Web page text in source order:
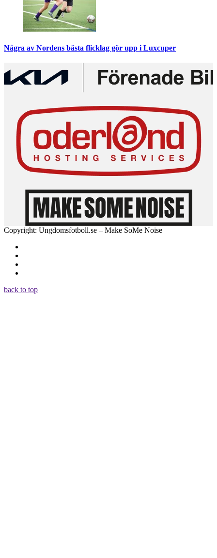
Några av Nordens bästa flicklag gör upp i Luxcuper
Copyright: Ungdomsfotboll.se – Make SoMe Noise
back to top